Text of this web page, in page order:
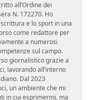
all’Ordine dei
N. 172270. Ho
e lo sport in una
come redattore per
a numerosi
sul campo.
giornalistico grazie a
lavorando all’interno
Dal 2023
un ambiente che mi
in cui esprimermi, ma